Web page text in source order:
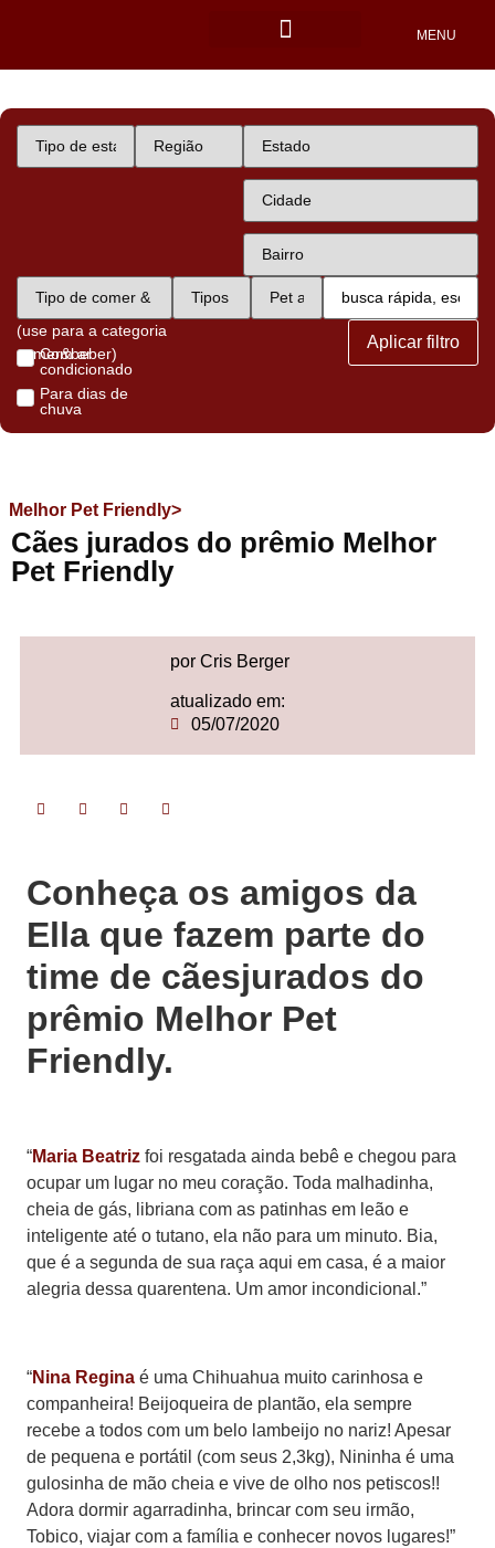
MENU
(use para a categoria
comer&beber)
Com ar
condicionado
Para dias de
chuva
Aplicar filtro
Melhor Pet Friendly>
Cães jurados do prêmio Melhor
Pet Friendly
por Cris Berger
atualizado em:
05/07/2020
Conheça os amigos da
Ella que fazem parte do
time de cãesjurados do
prêmio Melhor Pet
Friendly.
“Maria Beatriz foi resgatada ainda bebê e chegou para
ocupar um lugar no meu coração. Toda malhadinha,
cheia de gás, libriana com as patinhas em leão e
inteligente até o tutano, ela não para um minuto. Bia,
que é a segunda de sua raça aqui em casa, é a maior
alegria dessa quarentena. Um amor incondicional.”
“Nina Regina é uma Chihuahua muito carinhosa e
companheira! Beijoqueira de plantão, ela sempre
recebe a todos com um belo lambeijo no nariz! Apesar
de pequena e portátil (com seus 2,3kg), Nininha é uma
gulosinha de mão cheia e vive de olho nos petiscos!!
Adora dormir agarradinha, brincar com seu irmão,
Tobico, viajar com a família e conhecer novos lugares!”